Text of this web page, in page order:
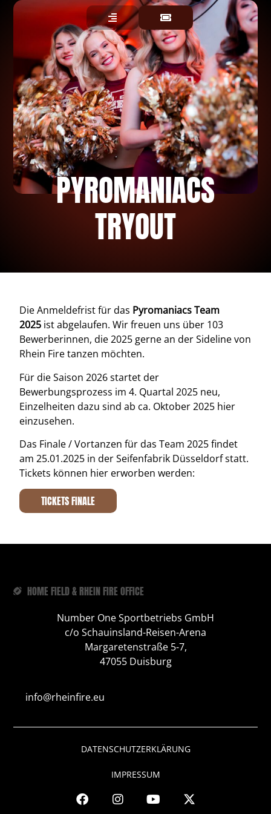
PYROMANIACS
TRYOUT
Die Anmeldefrist für das Pyromaniacs Team
2025 ist abgelaufen. Wir freuen uns über 103
Bewerberinnen, die 2025 gerne an der Sideline von
Rhein Fire tanzen möchten.
Für die Saison 2026 startet der
Bewerbungsprozess im 4. Quartal 2025 neu,
Einzelheiten dazu sind ab ca. Oktober 2025 hier
einzusehen.
Das Finale / Vortanzen für das Team 2025 findet
am 25.01.2025 in der Seifenfabrik Düsseldorf statt.
Tickets können hier erworben werden:
TICKETS FINALE
HOME FIELD & RHEIN FIRE OFFICE
Number One Sportbetriebs GmbH
c/o Schauinsland-Reisen-Arena
Margaretenstraße 5-7,
47055 Duisburg
info@rheinfire.eu
DATENSCHUTZERKLÄRUNG
IMPRESSUM